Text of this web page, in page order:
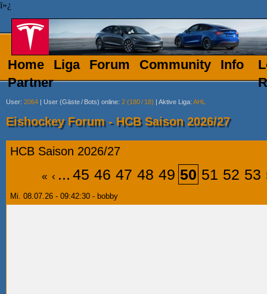
ï»¿
Home Liga Forum Community
Info
Partner
User: 2064 | User (Gäste/ Bots) online: 2 (180/ 18) | Aktive Liga: AHL
Eishockey Forum - HCB Saison 2026/27
HCB Saison 2026/27
« ‹ ... 45 46 47 48 49 50 51 52 53
Mi. 08.07.26 - 09:42:30 - bobby